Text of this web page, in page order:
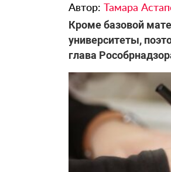
Автор: Тамара
Кроме базовой
университеты,
глава